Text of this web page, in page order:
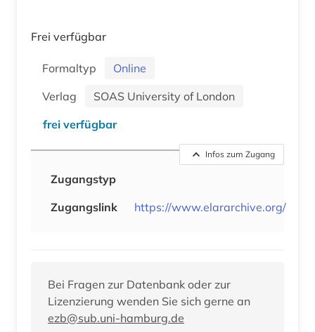
Frei verfügbar
Formaltyp
Online
Verlag
SOAS University of London
frei verfügbar
Infos zum Zugang
Zugangstyp
Zugangslink
https://www.elararchive.org/
Bei Fragen zur Datenbank oder zur
Lizenzierung wenden Sie sich gerne an
ezb@sub.uni-hamburg.de